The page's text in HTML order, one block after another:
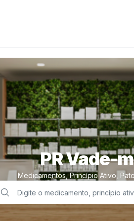
PR Vade-
Medicamentos, Princípio Ativo,